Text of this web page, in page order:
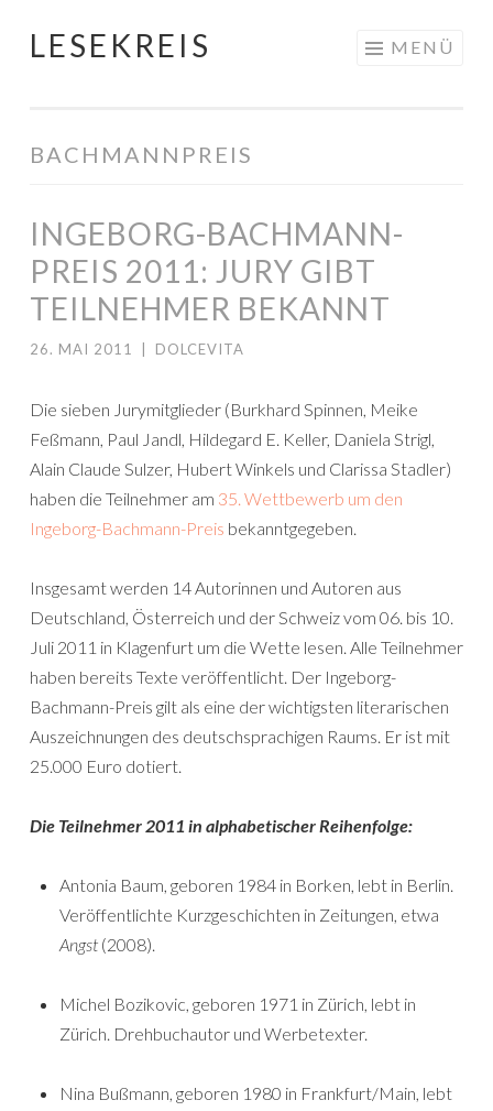
Springe
LESEKREIS MENÜ
BACHMANNPREIS
INGEBORG-BACHMANN-
PREIS 2011: JURY GIBT
TEILNEHMER BEKANNT
26. MAI 2011 DOLCEVITA
Die sieben Jurymitglieder (Burkhard Spinnen, Meike
Feßmann, Paul Jandl, Hildegard E. Keller, Daniela Strigl,
Alain Claude Sulzer, Hubert Winkels und Clarissa Stadler)
haben die Teilnehmer am 35. Wettbewerb um den
Ingeborg-Bachmann-Preis bekanntgegeben.
Insgesamt werden 14 Autorinnen und Autoren aus
Deutschland, Österreich und der Schweiz vom 06. bis 10.
Juli 2011 in Klagenfurt um die Wette lesen. Alle Teilnehmer
haben bereits Texte veröffentlicht. Der Ingeborg-
Bachmann-Preis gilt als eine der wichtigsten literarischen
Auszeichnungen des deutschsprachigen Raums. Er ist mit
25.000 Euro dotiert.
Die Teilnehmer 2011 in alphabetischer Reihenfolge:
Antonia Baum, geboren 1984 in Borken, lebt in Berlin.
Veröffentlichte Kurzgeschichten in Zeitungen, etwa
Angst (2008).
Michel Bozikovic, geboren 1971 in Zürich, lebt in
Zürich. Drehbuchautor und Werbetexter.
Nina Bußmann, geboren 1980 in Frankfurt/Main, lebt